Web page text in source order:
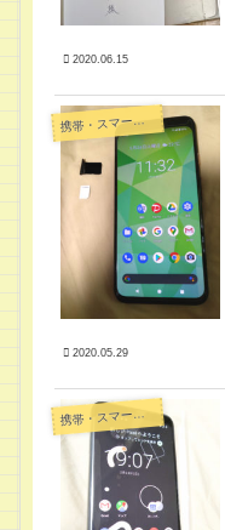
2020.06.15
携帯・スマートフォン・タブレットPC
2020.05.29
携帯・スマートフォン・タブレットPC